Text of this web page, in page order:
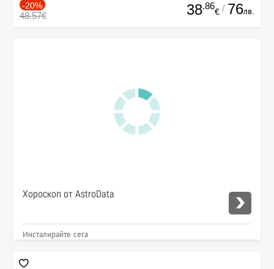
-20%
48.57€ 38.86
€ / 76лв.
Хороскоп от AstroData
Инсталирайте сега